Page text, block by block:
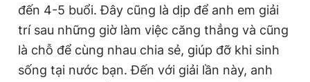
Theo dõi báo trên
Hotline Liên hệ quảng cáo
0908 780 404
đến 4-5 buổi. Đây cũng là dịp để anh em giải
trí sau những giờ làm việc căng thẳng và cũng
là chỗ để cùng nhau chia sẻ, giúp đỡ khi sinh
sống tại nước bạn. Đến với giải lần này, anh